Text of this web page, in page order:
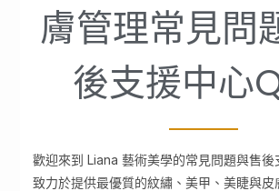
膚管理常見問
後支援中心
歡迎來到 Liana 藝術美學的常見問題與售後
致力於提供最優質的紋繡、美甲、美睫與皮